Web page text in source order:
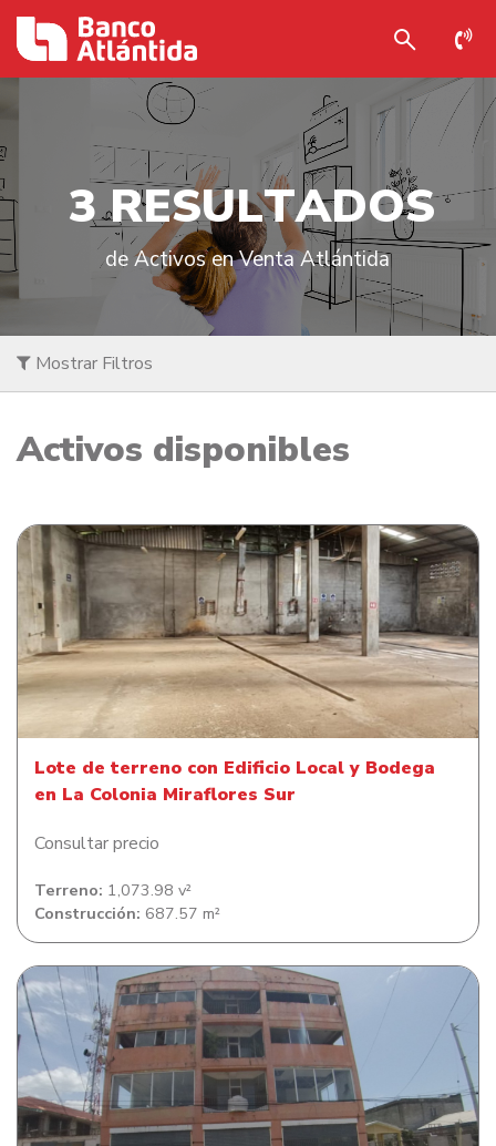
3 RESULTADOS
de Activos en Venta Atlántida
Mostrar Filtros
Activos disponibles
Lote de terreno con Edificio Local y Bodega en La
Colonia Miraflores Sur
Lote de terreno con Edificio Local y Bodega
en La Colonia Miraflores Sur
Consultar precio
Terreno: 1,073.98 v²
Construcción: 687.57 m²
Lote de terreno con Edificio en Barrio Potreritos